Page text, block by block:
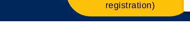
registration)